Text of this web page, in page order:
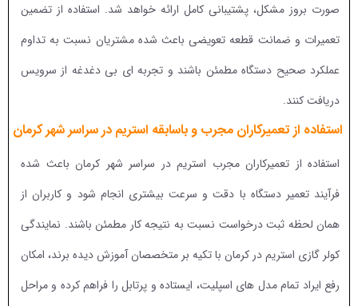
صورت بروز مشکل، پشتیبانی کامل ارائه خواهد شد. استفاده از تضمین
تعمیرات و ضمانت قطعه تعویضی باعث شده مشتریان نسبت به تداوم
عملکرد صحیح دستگاه مطمئن باشند و تجربه ای بی دغدغه از سرویس
دریافت کنند.
استفاده از تعمیرکاران مجرب و باسابقه استریم در سراسر شهر کرمان
استفاده از تعمیرکاران مجرب استریم در سراسر شهر کرمان باعث شده
فرآیند تعمیر دستگاه با دقت و سرعت بیشتری انجام شود و کاربران از
همان لحظه ثبت درخواست نسبت به نتیجه کار مطمئن باشند. نمایندگی
کولر گازی استریم در کرمان با تکیه بر متخصصان آموزش دیده برند، امکان
رفع ایراد تمام مدل های اسپلیت، ایستاده و پرتابل را فراهم کرده و مراحل